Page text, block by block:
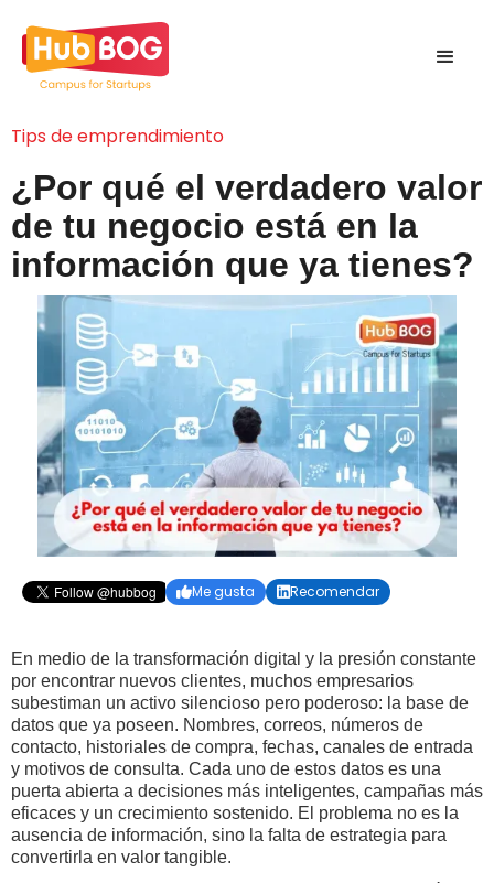
Tips de emprendimiento
¿Por qué el verdadero valor
de tu negocio está en la
información que ya tienes?
Me gusta Recomendar
En medio de la transformación digital y la presión constante
por encontrar nuevos clientes, muchos empresarios
subestiman un activo silencioso pero poderoso: la base de
datos que ya poseen. Nombres, correos, números de
contacto, historiales de compra, fechas, canales de entrada
y motivos de consulta. Cada uno de estos datos es una
puerta abierta a decisiones más inteligentes, campañas más
eficaces y un crecimiento sostenido. El problema no es la
ausencia de información, sino la falta de estrategia para
convertirla en valor tangible.